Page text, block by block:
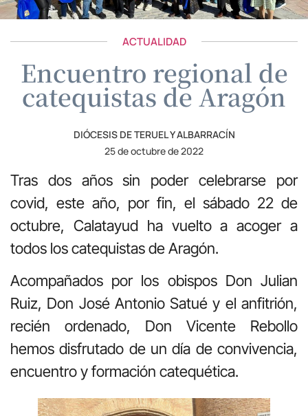
ACTUALIDAD
Encuentro regional de
catequistas de Aragón
DIÓCESIS DE TERUEL Y ALBARRACÍN
25 de octubre de 2022
Tras dos años sin poder celebrarse por
covid, este año, por fin, el sábado 22 de
octubre, Calatayud ha vuelto a acoger a
todos los catequistas de Aragón.
Acompañados por los obispos Don Julian
Ruiz, Don José Antonio Satué y el anfitrión,
recién ordenado, Don Vicente Rebollo
hemos disfrutado de un día de convivencia,
encuentro y formación catequética.